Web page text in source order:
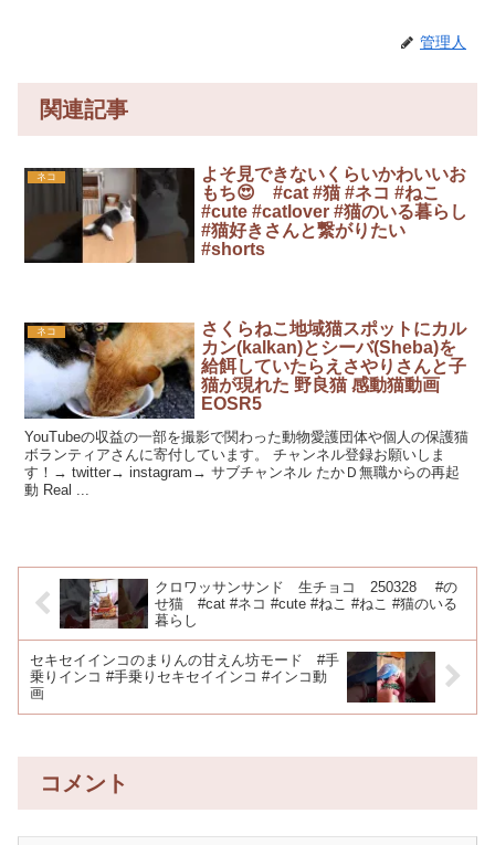
管理人
関連記事
ネコ
よそ見できないくらいかわいいお
もち😍 #cat #猫 #ネコ #ねこ
#cute #catlover #猫のいる暮らし
#猫好きさんと繋がりたい
#shorts
ネコ
さくらねこ地域猫スポットにカル
カン(kalkan)とシーバ(Sheba)を
給餌していたらえさやりさんと子
猫が現れた 野良猫 感動猫動画
EOSR5
YouTubeの収益の一部を撮影で関わった動物愛護団体や個人の保護猫
ボランティアさんに寄付しています。 チャンネル登録お願いしま
す！→ twitter→ instagram→ サブチャンネル たかＤ無職からの再起
動 Real ...
クロワッサンサンド 生チョコ 250328 #の
せ猫 #cat #ネコ #cute #ねこ #ねこ #猫のいる
暮らし
セキセイインコのまりんの甘えん坊モード #手
乗りインコ #手乗りセキセイインコ #インコ動
画
コメント